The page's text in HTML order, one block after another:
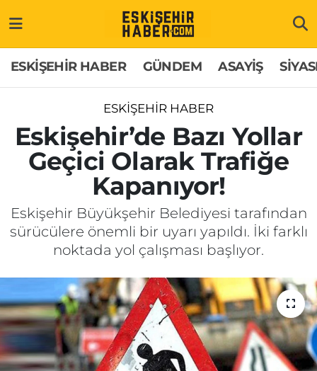
ESKİŞEHİR HABER GÜNDEM ASAYİŞ
ESKİŞEHİR HABER
Eskişehir’de Bazı Yollar
Geçici Olarak Trafiğe
Kapanıyor!
Eskişehir Büyükşehir Belediyesi tarafından
sürücülere önemli bir uyarı yapıldı. İki farklı
noktada yol çalışması başlıyor.
GÜNDEM
ASAYİŞ
SİYASET
EKONOMİ
SAĞLIK
SPOR
MAGAZİN
Hakkımızda
İletişim
Künye
Odunpazarı Trafik Yoğunluk Haritası
Süper Lig Puan Durumu ve Fikstür
Tüm Manşetler
Son Dakika Haberleri
Haber Arşivi